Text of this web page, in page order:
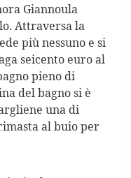
Giannoula
Attraversa la
più nessuno e si
seicento euro al
pieno di
del bagno si è
una di
al buio per